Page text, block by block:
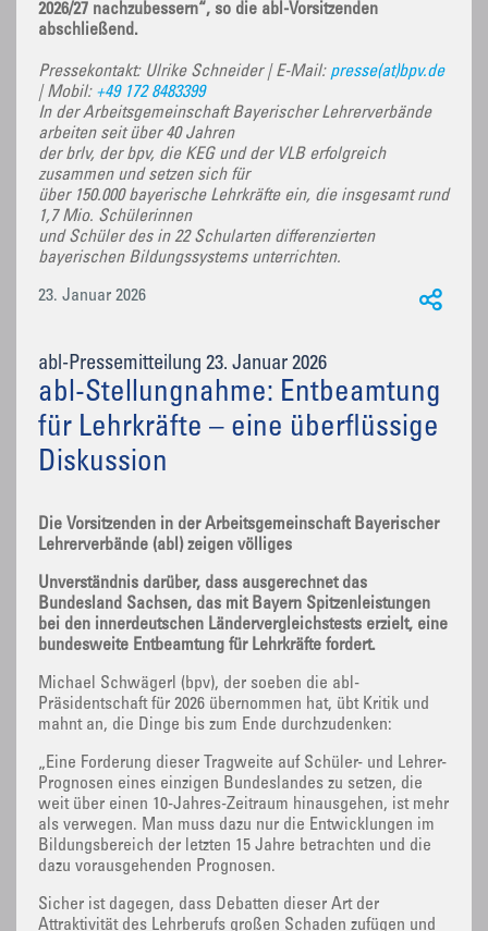
2026/27 nachzubessern“, so die abl-Vorsitzenden
abschließend.
Pressekontakt: Ulrike Schneider | E-Mail: presse(at)bpv.de
| Mobil: +49 172 8483399
In der Arbeitsgemeinschaft Bayerischer Lehrerverbände
arbeiten seit über 40 Jahren
der brlv, der bpv, die KEG und der VLB erfolgreich
zusammen und setzen sich für
über 150.000 bayerische Lehrkräfte ein, die insgesamt rund
1,7 Mio. Schülerinnen
und Schüler des in 22 Schularten differenzierten
bayerischen Bildungssystems unterrichten.
23. Januar 2026
abl-Pressemitteilung 23. Januar 2026
abl-Stellungnahme: Entbeamtung
für Lehrkräfte – eine überflüssige
Diskussion
Die Vorsitzenden in der Arbeitsgemeinschaft Bayerischer
Lehrerverbände (abl) zeigen völliges
Unverständnis darüber, dass ausgerechnet das
Bundesland Sachsen, das mit Bayern Spitzenleistungen
bei den innerdeutschen Ländervergleichstests erzielt, eine
bundesweite Entbeamtung für Lehrkräfte fordert.
Michael Schwägerl (bpv), der soeben die abl-
Präsidentschaft für 2026 übernommen hat, übt Kritik und
mahnt an, die Dinge bis zum Ende durchzudenken:
„Eine Forderung dieser Tragweite auf Schüler- und Lehrer-
Prognosen eines einzigen Bundeslandes zu setzen, die
weit über einen 10-Jahres-Zeitraum hinausgehen, ist mehr
als verwegen. Man muss dazu nur die Entwicklungen im
Bildungsbereich der letzten 15 Jahre betrachten und die
dazu vorausgehenden Prognosen.
Sicher ist dagegen, dass Debatten dieser Art der
Attraktivität des Lehrberufs großen Schaden zufügen und